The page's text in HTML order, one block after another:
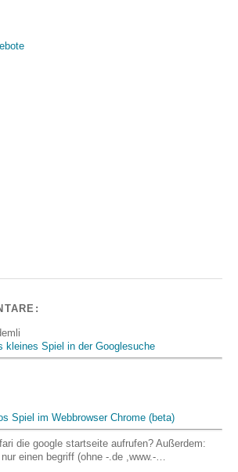
kleines Spiel in der Googlesuche
Spiel im Webbrowser Chrome (beta)
die google startseite aufrufen? Außerdem:
einen begriff (ohne -.de ,www.-…